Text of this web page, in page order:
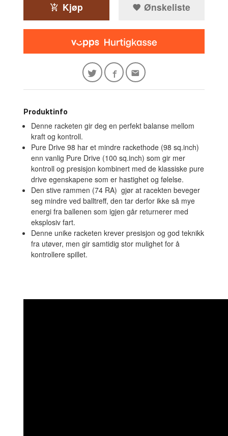
Kjøp Ønskeliste
Produktinfo
Denne racketen gir deg en perfekt balanse mellom
kraft og kontroll.
Pure Drive 98 har et mindre rackethode (98 sq.inch)
enn vanlig Pure Drive (100 sq.inch) som gir mer
kontroll og presisjon kombinert med de klassiske pure
drive egenskapene som er hastighet og følelse.
Den stive rammen (74 RA) gjør at racekten beveger
seg mindre ved balltreff, den tar derfor ikke så mye
energi fra ballenen som igjen går returnerer med
eksplosiv fart.
Denne unike racketen krever presisjon og god teknikk
fra utøver, men gir samtidig stor mulighet for å
kontrollere spillet.